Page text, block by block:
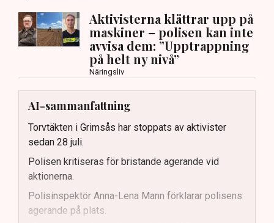
Aktivisterna klättrar upp på
maskiner – polisen kan inte
avvisa dem: ”Upptrappning
på helt ny nivå”
Näringsliv
AI-sammanfattning
Torvtäkten i Grimsås har stoppats av aktivister
sedan 28 juli.
Polisen kritiseras för bristande agerande vid
aktionerna.
Polisinspektör Anna-Lena Mann förklarar polisens
agerande på plats.